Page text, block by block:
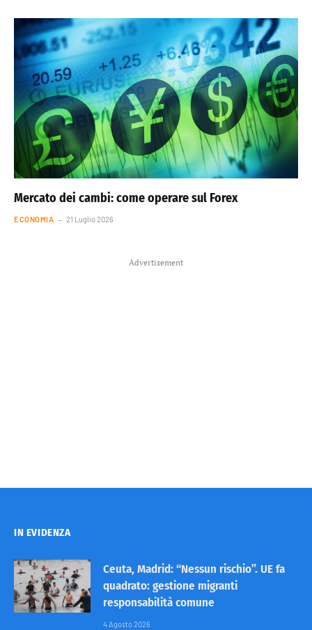
Mercato dei cambi: come operare sul Forex
ECONOMIA 21 Luglio 2026
Advertisement
IN EVIDENZA
Ceuta, Madrid: “Nessun rischio”. UE fa
quadrato: gestione migranti
responsabilità comune
4 Agosto 2026